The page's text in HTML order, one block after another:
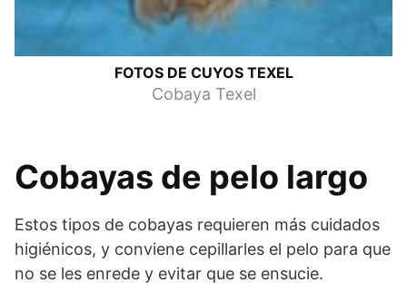
FOTOS DE CUYOS TEXEL
Cobaya Texel
Cobayas de pelo largo
Estos tipos de cobayas requieren más cuidados
higiénicos, y conviene cepillarles el pelo para que
no se les enrede y evitar que se ensucie.